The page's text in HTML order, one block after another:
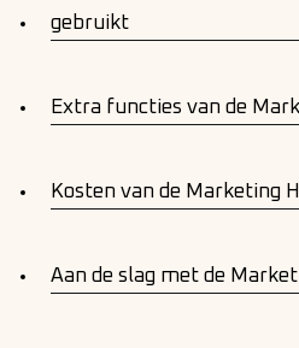
gebruikt
Extra functies van de
Kosten van de Marketing
Aan de slag met de